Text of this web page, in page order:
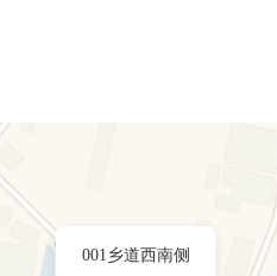
001乡道西南侧